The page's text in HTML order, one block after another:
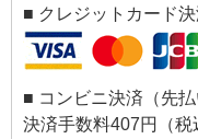
■ クレジットカード決
■ コンビニ決済（先払
決済手数料407円（